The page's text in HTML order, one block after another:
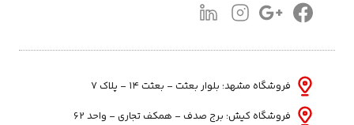
فروشگاه مشهد: بلوار بعثت - بعثت ۱۴ - پلاک ۷
فروشگاه کیش: برج صدف - همکف تجاری - واحد 62